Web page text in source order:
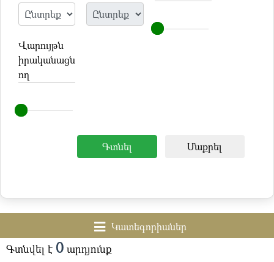
Վարույթն
իրականացն
ող
Գտնել Մաքրել
Կատեգորիաներ
Գտնվել է 0 արդյունք